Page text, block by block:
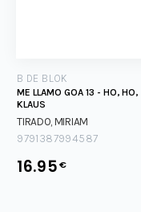
B DE BLOK
ME LLAMO GOA 13 - HO, HO,
KLAUS
TIRADO, MIRIAM
9791387994587
16.95€